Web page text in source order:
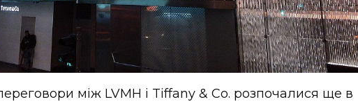
між LVMH і Tiffany & Co. розпочалися ще в